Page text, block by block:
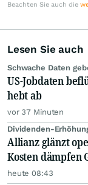
Beachten Sie auch die
Lesen Sie auch
Schwache Daten
US-Jobdaten
hebt ab
vor 37 Minuten
Dividenden-
Allianz glänzt
Kosten dämpfen
heute 08:43